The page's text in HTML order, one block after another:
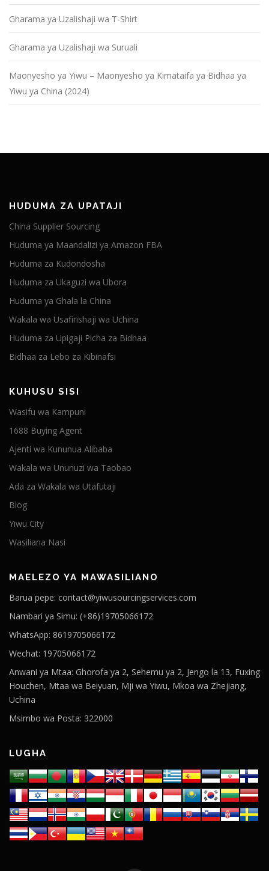
Gharama ya Uzalishaji wa T-Shirt
Gharama ya Uzalishaji wa Suruali
Maonyesho ya Yiwu – Maonyesho ya Kimataifa ya Bidhaa ya
Yiwu ya China (2024)
HUDUMA ZA UPATAJI
China Supplier Sourcing
Huduma ya Maandalizi ya Amazon FBA
Huduma za Kudondosha
Huduma za Ukaguzi wa Ubora
Huduma ya Ghala la China
Wakala wa Usafirishaji wa Uchina
Huduma za Upigaji Picha za Bidhaa
Bidhaa za Lebo za Kibinafsi
KUHUSU SISI
Wasifu wa Kampuni
1688 Buying Agent
Ajenti wa Kununua Alibaba
Wakala wa Ununuzi wa Taobao
Ada za Wakala wa Utafutaji
Blog
Yiwu City
Wasiliana Nasi
MAELEZO YA MAWASILIANO
Barua pepe: contact@yiwusourcingservices.com
Nambari ya Simu: (+86)19705066172
WhatsApp: 8619705066172
Wechat: 19705066172
Anwani ya Mtaa: Ghorofa ya 2, Sehemu ya 2, Jengo la 13, Fuxing
Houchen, Mtaa wa Beiyuan, Mji wa Yiwu, Mkoa wa Zhejiang,
Uchina
Msimbo wa Posta: 322000
LUGHA